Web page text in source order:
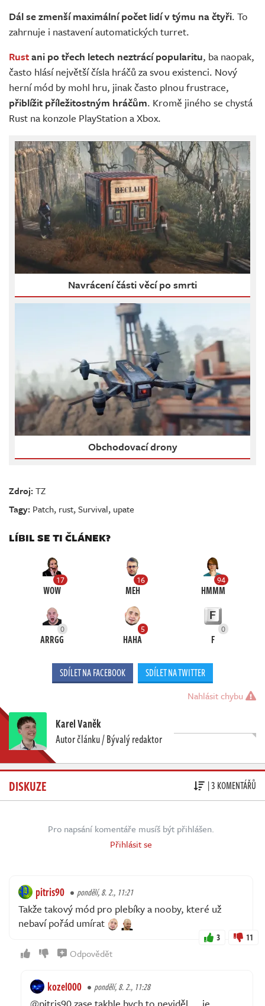
Dál se zmenší maximální počet lidí v týmu na čtyři. To
zahrnuje i nastavení automatických turret.
Rustani po třech letech neztrácí popularitu, ba naopak,
často hlásí největší čísla hráčů za svou existenci. Nový
herní mód by mohl hru, jinak často plnou frustrace,
přiblížit příležitostným hráčům. Kromě jiného se chystá
Rust na konzole PlayStation a Xbox.
Navrácení části věcí po smrti
Obchodovací drony
Zdroj:TZ
Tagy: Patch, rust,Survival, upate
LÍBIL SE TI ČLÁNEK?
17
WOW
16
MEH
94
HMMM
0
ARRGG
5
HAHA
0
F
SDÍLET NA FACEBOOK SDÍLET NA TWITTER
Nahlásit chybu
Karel Vaněk
Autor článku / Bývalý redaktor
DISKUZE | 3 KOMENTÁŘŮ
Pro napsání komentáře musíš být přihlášen.
Přihlásit se
pitris90 pondělí, 8. 2., 11:21
Takže takový mód pro plebíky a nooby, které už
nebaví pořád umírat
3 11
Odpovědět
kozel000 pondělí, 8. 2., 11:28